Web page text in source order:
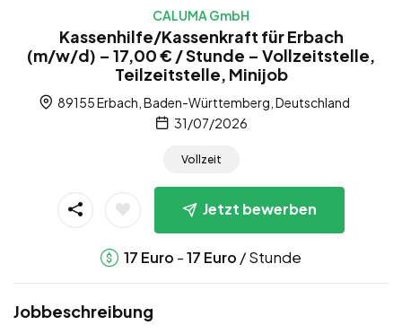
CALUMA GmbH
Kassenhilfe/Kassenkraft für Erbach
(m/w/d) – 17,00 € / Stunde – Vollzeitstelle,
Teilzeitstelle, Minijob
89155 Erbach, Baden-Württemberg, Deutschland
31/07/2026
Vollzeit
Jetzt bewerben
17 Euro -17 Euro / Stunde
Jobbeschreibung